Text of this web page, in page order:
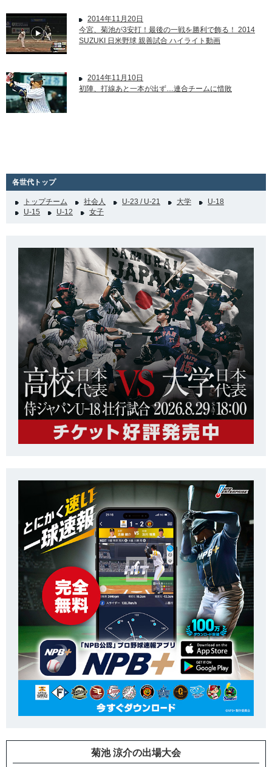
2014年11月20日
今宮、菊池が3安打！最後の一戦を勝利で飾る！ 2014
SUZUKI 日米野球 親善試合 ハイライト動画
2014年11月10日
初陣、打線あと一本が出ず…連合チームに惜敗
各世代トップ
トップチーム 社会人 U-23 / U-21 大学
U-18
U-15
U-12 女子
菊池 涼介の出場大会